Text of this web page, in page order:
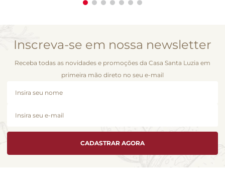
Inscreva-se em nossa newsletter
Receba todas as novidades e promoções da Casa Santa Luzia em
primeira mão direto no seu e-mail
CADASTRAR AGORA